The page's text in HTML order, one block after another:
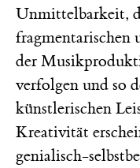
Unmittelbarkeit,
fragmentarischen
der
verfolgen und so
künstlerischen
Kreativität
genialisch-